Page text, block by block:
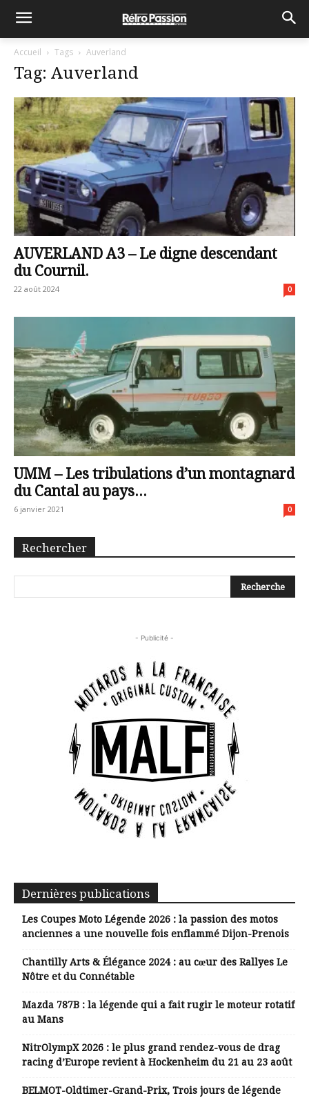
Accueil Tags Auverland
Tag: Auverland
AUVERLAND A3 – Le digne descendant
du Cournil.
22 août 2024 0
UMM – Les tribulations d’un montagnard
du Cantal au pays...
6 janvier 2021 0
Rechercher
- Publicité -
Dernières publications
Les Coupes Moto Légende 2026 : la passion des motos
anciennes a une nouvelle fois enflammé Dijon-Prenois
Chantilly Arts & Élégance 2024 : au cœur des Rallyes Le
Nôtre et du Connétable
Mazda 787B : la légende qui a fait rugir le moteur rotatif
au Mans
NitrOlympX 2026 : le plus grand rendez-vous de drag
racing d’Europe revient à Hockenheim du 21 au 23 août
BELMOT-Oldtimer-Grand-Prix, Trois jours de légende